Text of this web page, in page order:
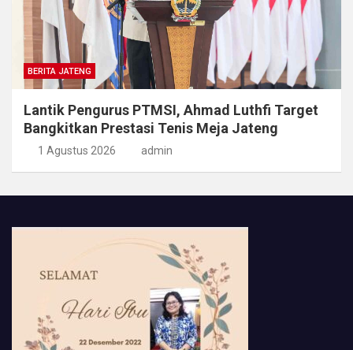
BERITA JATENG
Lantik Pengurus PTMSI, Ahmad Luthfi Target
Bangkitkan Prestasi Tenis Meja Jateng
1 Agustus 2026 admin